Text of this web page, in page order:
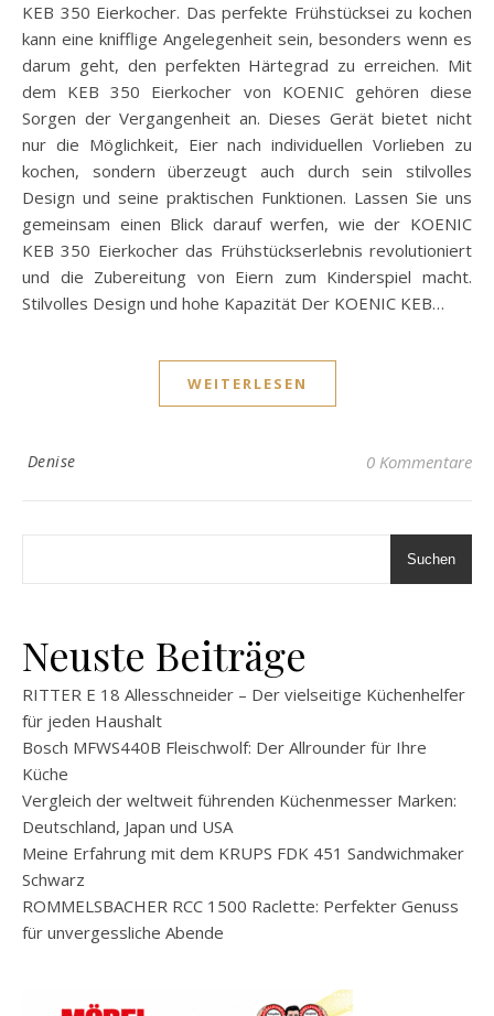
KEB 350 Eierkocher. Das perfekte Frühstücksei zu kochen
kann eine knifflige Angelegenheit sein, besonders wenn es
darum geht, den perfekten Härtegrad zu erreichen. Mit
dem KEB 350 Eierkocher von KOENIC gehören diese
Sorgen der Vergangenheit an. Dieses Gerät bietet nicht
nur die Möglichkeit, Eier nach individuellen Vorlieben zu
kochen, sondern überzeugt auch durch sein stilvolles
Design und seine praktischen Funktionen. Lassen Sie uns
gemeinsam einen Blick darauf werfen, wie der KOENIC
KEB 350 Eierkocher das Frühstückserlebnis revolutioniert
und die Zubereitung von Eiern zum Kinderspiel macht.
Stilvolles Design und hohe Kapazität Der KOENIC KEB…
WEITERLESEN
Denise 0 Kommentare
Suchen
Neuste Beiträge
RITTER E 18 Allesschneider – Der vielseitige Küchenhelfer
für jeden Haushalt
Bosch MFWS440B Fleischwolf: Der Allrounder für Ihre
Küche
Vergleich der weltweit führenden Küchenmesser Marken:
Deutschland, Japan und USA
Meine Erfahrung mit dem KRUPS FDK 451 Sandwichmaker
Schwarz
ROMMELSBACHER RCC 1500 Raclette: Perfekter Genuss
für unvergessliche Abende